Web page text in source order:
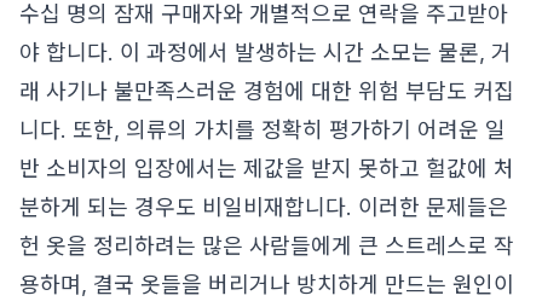
수십 명의 잠재 구매자와 개별적으로 연락을 주고받아
야 합니다. 이 과정에서 발생하는 시간 소모는 물론, 거
래 사기나 불만족스러운 경험에 대한 위험 부담도 커집
니다. 또한, 의류의 가치를 정확히 평가하기 어려운 일
반 소비자의 입장에서는 제값을 받지 못하고 헐값에 처
분하게 되는 경우도 비일비재합니다. 이러한 문제들은
헌 옷을 정리하려는 많은 사람들에게 큰 스트레스로 작
용하며, 결국 옷들을 버리거나 방치하게 만드는 원인이